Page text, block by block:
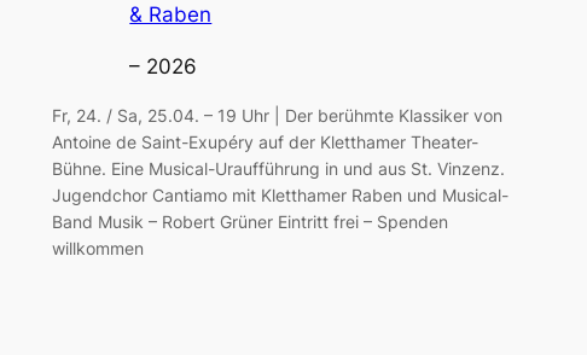
& Raben
– 2026
Fr, 24. / Sa, 25.04. – 19 Uhr | Der berühmte Klassiker von
Antoine de Saint-Exupéry auf der Kletthamer Theater-
Bühne. Eine Musical-Uraufführung in und aus St. Vinzenz.
Jugendchor Cantiamo mit Kletthamer Raben und Musical-
Band Musik – Robert Grüner Eintritt frei – Spenden
willkommen